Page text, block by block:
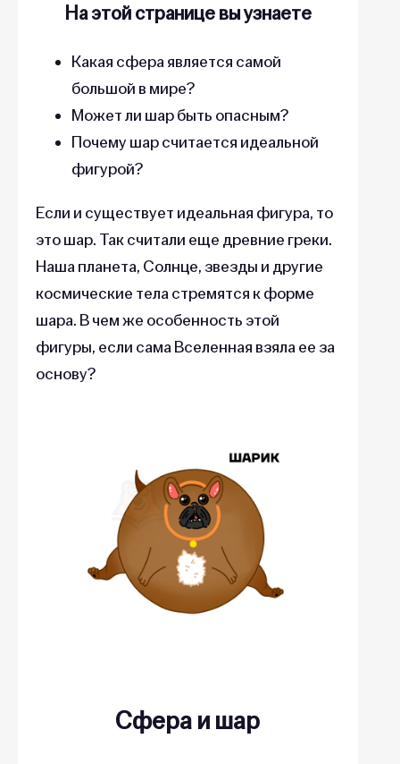
На этой странице вы узнаете
Какая сфера является самой
большой в мире?
Может ли шар быть опасным?
Почему шар считается идеальной
фигурой?
Если и существует идеальная фигура, то
это шар. Так считали еще древние греки.
Наша планета, Солнце, звезды и другие
космические тела стремятся к форме
шара. В чем же особенность этой
фигуры, если сама Вселенная взяла ее за
основу?
Сфера и шар